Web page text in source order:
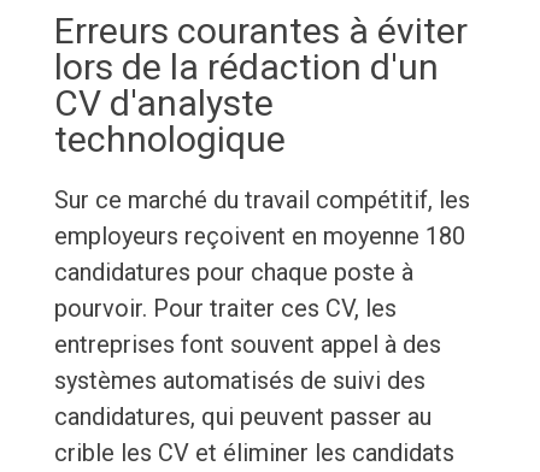
Erreurs courantes à éviter
lors de la rédaction d'un
CV d'analyste
technologique
Sur ce marché du travail compétitif, les
employeurs reçoivent en moyenne 180
candidatures pour chaque poste à
pourvoir. Pour traiter ces CV, les
entreprises font souvent appel à des
systèmes automatisés de suivi des
candidatures, qui peuvent passer au
crible les CV et éliminer les candidats